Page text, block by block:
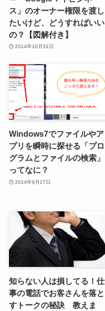
ス」のオーナー権限を渡し
たいけど、どうすればいい
の？【図解付き】
2014年10月31日
Windows7でファイルやア
プリを瞬時に探せる「プロ
グラムとファイルの検索」
ってなに？
2014年9月27日
知らない人は損してる！仕
事の電話でお客さんを落と
すトークの秘訣 教えま